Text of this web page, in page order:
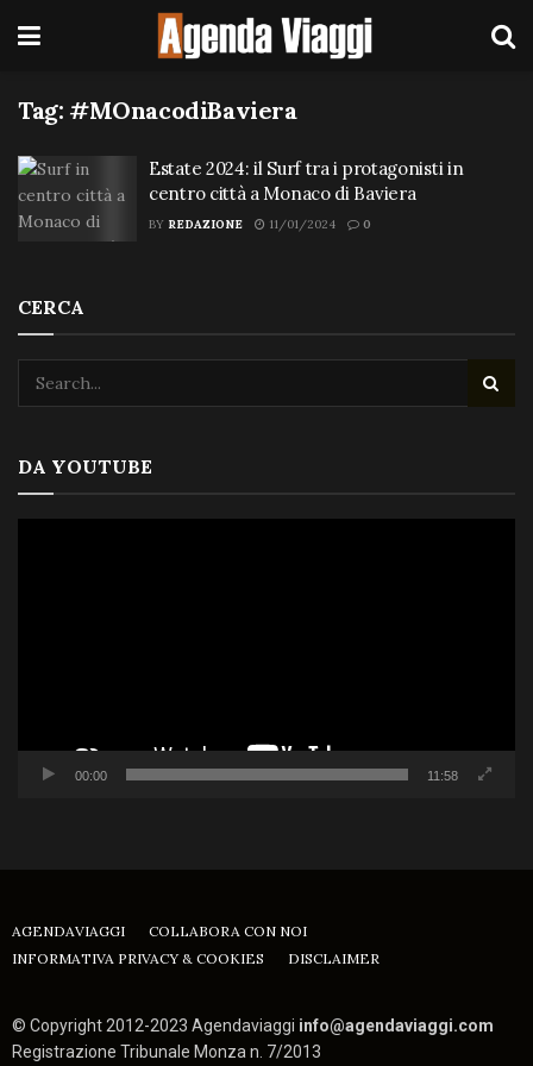
Tag: #MOnacodiBaviera
Estate 2024: il Surf tra i protagonisti in
centro città a Monaco di Baviera
BY REDAZIONE 11/01/2024 0
CERCA
DA YOUTUBE
00:00 11:58
AGENDAVIAGGI
COLLABORA CON NOI
INFORMATIVA PRIVACY & COOKIES
DISCLAIMER
© Copyright 2012-2023 Agendaviaggi info@agendaviaggi.com
Registrazione Tribunale Monza n. 7/2013